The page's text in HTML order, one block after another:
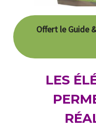
Offert le Guide
LES